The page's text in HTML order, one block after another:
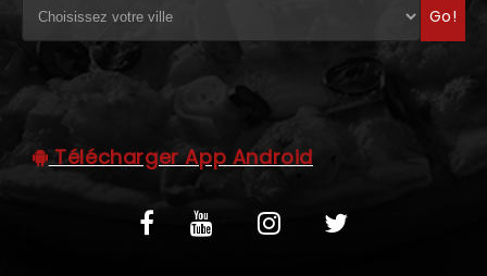
VOS AVIS
MENTIONS LÉGALES
Go!
Télécharger App Android